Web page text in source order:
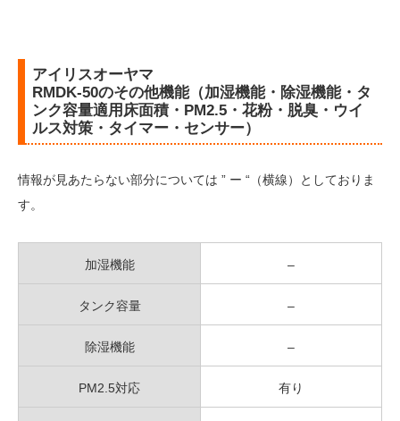
アイリスオーヤマ
RMDK-50のその他機能（加湿機能・除湿機能・タ
ンク容量適用床面積・PM2.5・花粉・脱臭・ウイ
ルス対策・タイマー・センサー）
情報が見あたらない部分については ” ー “（横線）としておりま
す。
加湿機能 –
タンク容量 –
除湿機能 –
PM2.5対応 有り